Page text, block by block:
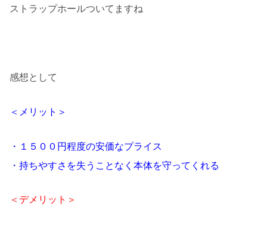
ストラップホールついてますね
感想として
＜メリット＞
・１５００円程度の安価なプライス
・持ちやすさを失うことなく本体を守ってくれる
＜デメリット＞